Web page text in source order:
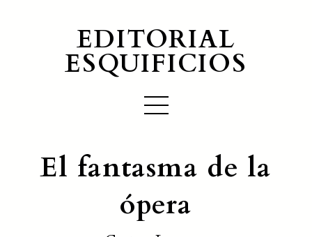
EDITORIAL
ESQUIFICIOS
El fantasma de la
ópera